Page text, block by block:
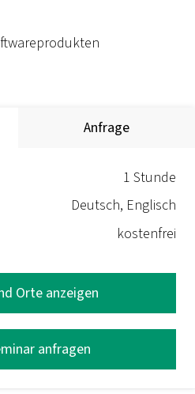
Anfrage
1 Stunde
Deutsch, Englisch
kostenfrei
Orte anzeigen
anfragen